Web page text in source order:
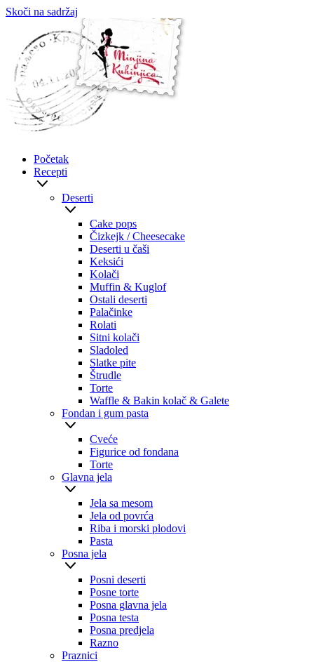
Skoči na sadržaj
Početak
Recepti
Deserti
Cake pops
Čizkejk / Cheesecake
Deserti u čaši
Keksići
Kolači
Muffin & Kuglof
Ostali deserti
Palačinke
Rolati
Sitni kolači
Sladoled
Slatke pite
Štrudle
Torte
Waffle & Bakin kolač & Galete
Fondan i gum pasta
Cveće
Figurice od fondana
Torte
Glavna jela
Jela sa mesom
Jela od povrća
Riba i morski plodovi
Pasta
Posna jela
Posni deserti
Posne torte
Posna glavna jela
Posna testa
Posna predjela
Razno
Praznici